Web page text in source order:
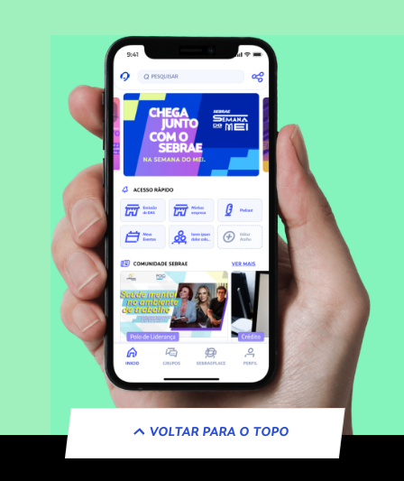
VOLTAR PARA O TOPO